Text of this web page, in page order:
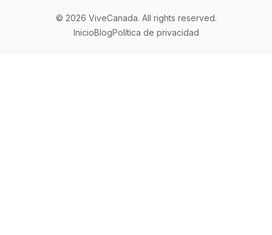
© 2026 ViveCanada. All rights reserved.
InicioBlogPolítica de privacidad